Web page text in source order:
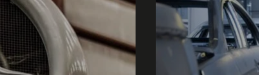
sector
aplicación